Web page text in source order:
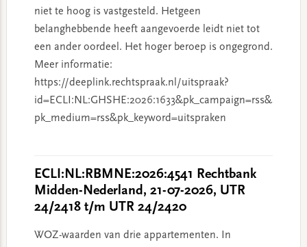
niet te hoog is vastgesteld. Hetgeen
belanghebbende heeft aangevoerde leidt niet tot
een ander oordeel. Het hoger beroep is ongegrond.
Meer informatie:
https://deeplink.rechtspraak.nl/uitspraak?
id=ECLI:NL:GHSHE:2026:1633&pk_campaign=rss&
pk_medium=rss&pk_keyword=uitspraken
ECLI:NL:RBMNE:2026:4541 Rechtbank
Midden-Nederland, 21-07-2026, UTR
24/2418 t/m UTR 24/2420
WOZ-waarden van drie appartementen. In